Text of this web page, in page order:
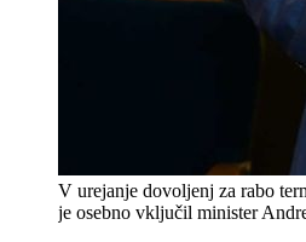
V urejanje dovoljenj za rabo
je osebno vključil minister